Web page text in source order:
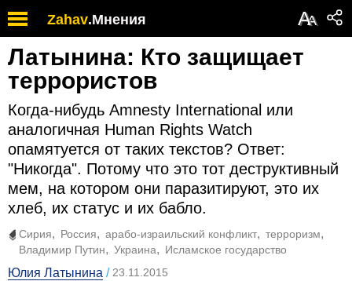
Zahav.Мнения АА
Латынина: Кто защищает
террористов
Когда-нибудь Amnesty International или
аналогичная Human Rights Watch
опамятуется от таких текстов? Ответ:
"Никогда". Потому что это тот деструктивный
мем, на котором они паразитируют, это их
хлеб, их статус и их бабло.
Сирия Россия арабо-израильский конфликт
терроризм
Владимир Путин
Украина Исламское государство
Юлия Латынина
23.11.2015